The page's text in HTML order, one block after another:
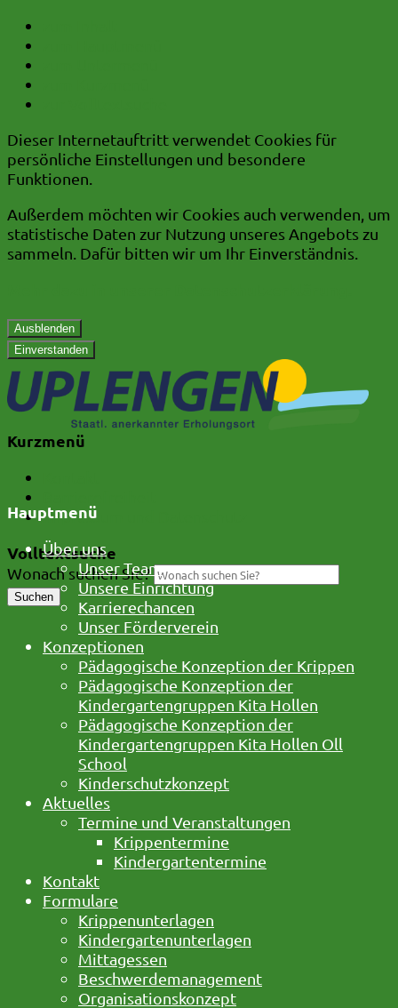
Dieser Internetauftritt verwendet Cookies für
persönliche Einstellungen und besondere
Funktionen.
Außerdem möchten wir Cookies auch verwenden, um
statistische Daten zur Nutzung unseres Angebots zu
sammeln. Dafür bitten wir um Ihr Einverständnis.
Ausblenden
Einverstanden
Kurzmenü
Impressum und Datenschutz
Volltextsuche
Wonach suchen Sie?
Suchen
Hauptmenü
Über uns
Unser Team
Unsere Einrichtung
Karrierechancen
Unser Förderverein
Konzeptionen
Pädagogische Konzeption der Krippen
Pädagogische Konzeption der
Kindergartengruppen Kita Hollen
Pädagogische Konzeption der
Kindergartengruppen Kita Hollen Oll
School
Kinderschutzkonzept
Aktuelles
Termine und Veranstaltungen
Krippentermine
Kindergartentermine
Kontakt
Formulare
Krippenunterlagen
Kindergartenunterlagen
Mittagessen
Beschwerdemanagement
Organisationskonzept